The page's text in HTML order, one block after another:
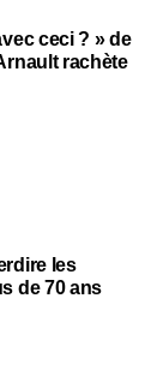
ceci ? » de
rachète
les
de 70 ans